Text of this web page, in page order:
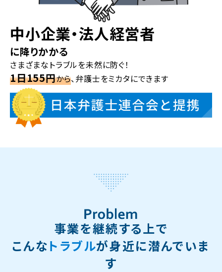
中小企業・法人経営者
に降りかかる
さまざまなトラブルを未然に防ぐ！
1日155円から、弁護士をミカタにできます
事業を継続する上で
こんなトラブルが身近に潜んでいま
す